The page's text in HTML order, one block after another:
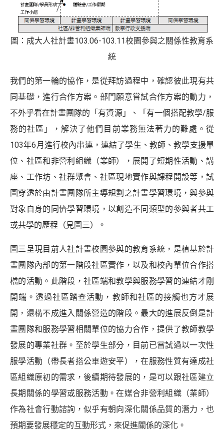
圖：成大人社計畫103.06-103.11校園參與之關係性教育系
統
我們的第一輪的協作，是從拜訪過程中，確認彼此現有共
同基礎，進行合作方案。部門願意嘗試合作方案的動力，
不外乎看在計畫團隊的「有資源」、「有一個搭配教學/服
務的社區」，解決了他們目前業務無法著力的難處。從
103年6月進行校內串連，連結了學生、教師、教學支援單
位、社區和非營利組織（業師），展開了短期性活動、講
座、工作坊、社群聚會、社區現地實作與課程開設等，試
圖穿透於由計畫團隊所主導規劃之計畫學習環境，與參與
對象自身的同儕學習環境，以創造不同類型的參與者共工
或共學的歷程（見圖三）。
圖三呈現目前人社計畫校園參與的教育系統，是植基於計
畫團隊內部的第一階段社區實作，以及和校內單位合作搭
檔的活動。此階段，社區端和教學與服務學習的連結才剛
開端。透過社區踏查活動，教師和社區的接觸也方才展
開，還構不成進入關係營造的階段。最大的進展反倒是計
畫團隊和服務學習相關單位的協力合作，提供了教師教學
發展的專業社群。至於學生部分，目前已嘗試過以一次性
服學活動（帶長者搭公車遊安平），在服務性質有達成社
區組織原初的需求，後續期待發展的，是可以跟社區建立
長期關係的學習或服務活動。在媒合非營利組織（業師）
作為社會行動諮詢，似乎有朝向深化關係品質的潛力，也
預期要發展穩定的互動形式，來促進關係的深化。